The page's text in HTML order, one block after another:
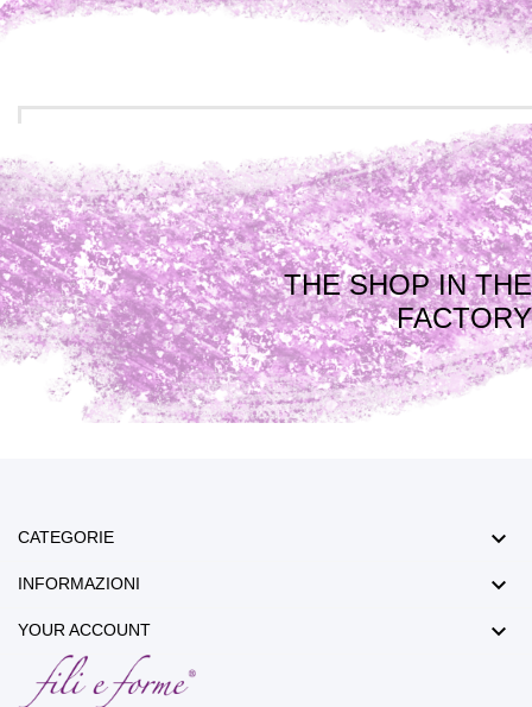
THE SHOP IN THE
FACTORY
CATEGORIE 
INFORMAZIONI 
YOUR ACCOUNT 